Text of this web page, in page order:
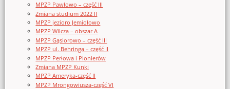
MPZP Pawłowo – część III
Zmiana studium 2022 II
MPZP jezioro Jemiołowo
MPZP Wilcza – obszar A
MPZP Gąsiorowo – część III
MPZP ul. Behringa – część II
MPZP Perłowa i Pionierów
Zmiana MPZP Kunki
MPZP Ameryka-część II
MPZP Mrongowiusza-część VI